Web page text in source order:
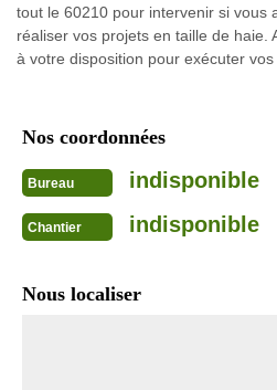
tout le 60210 pour intervenir si vous
réaliser vos projets en taille de haie.
à votre disposition pour exécuter vos
Nos coordonnées
Bureau indisponible
Chantier indisponible
Nous localiser